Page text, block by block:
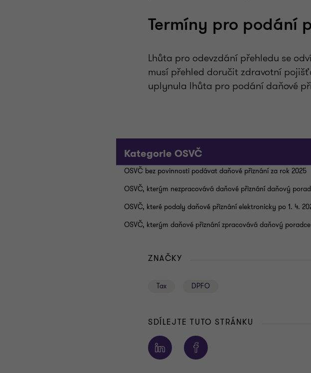
Termíny pro podání
Lhůta pro odevzdání přehledu se
musí přehled doručit zdravotní
uplynula lhůta pro podání daňové
Kategorie OSVČ
OSVČ bez povinnosti podávat daňové přiznání za rok 2025
OSVČ, kterým nezpracovává daňové přiznání daňový
OSVČ, které podaly daňové přiznání elektronicky po 1. 4.
OSVČ, kterým daňové přiznání zpracovává daňový poradce
ZNAČKY
Tax DPFO
SDÍLEJTE TUTO STRÁNKU